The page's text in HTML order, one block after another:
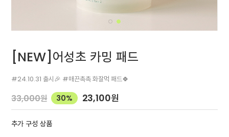
[NEW]어성초 카밍 패드
#24.10.31 출시🎉 #매끈촉촉 화잘먹 패드🍀
33,000원 30% 23,100원
추가 구성 상품